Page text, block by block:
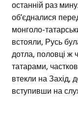
останній раз
об’єдналися
монголо-
встояли, Русь
дотла, половці ж
татарами,
втекли на Захід,
вступивши на